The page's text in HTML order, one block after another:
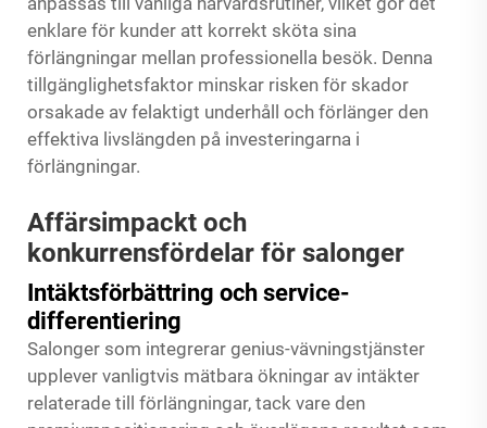
enklare för kunder att korrekt sköta sina
förlängningar mellan professionella besök. Denna
tillgänglighetsfaktor minskar risken för skador
orsakade av felaktigt underhåll och förlänger den
effektiva livslängden på investeringarna i
förlängningar.
Affärsimpackt och
konkurrensfördelar för salonger
Intäktsförbättring och service-
differentiering
Salonger som integrerar genius-vävningstjänster
upplever vanligtvis mätbara ökningar av intäkter
relaterade till förlängningar, tack vare den